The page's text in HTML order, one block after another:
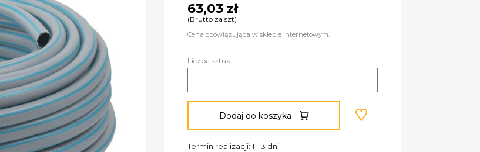
63,03 zł
(Brutto za szt)
Cena obowiązująca w sklepie internetowym.
Liczba sztuk:
Dodaj do koszyka
Termin realizacji: 1 - 3 dni